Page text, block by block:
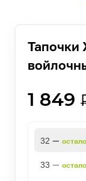
Тапочки
1 849
32 —
33 —